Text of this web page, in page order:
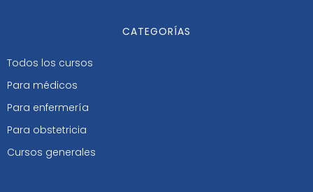
CATEGORÍAS
Todos los cursos
Para médicos
Para enfermería
Para obstetricia
Cursos generales